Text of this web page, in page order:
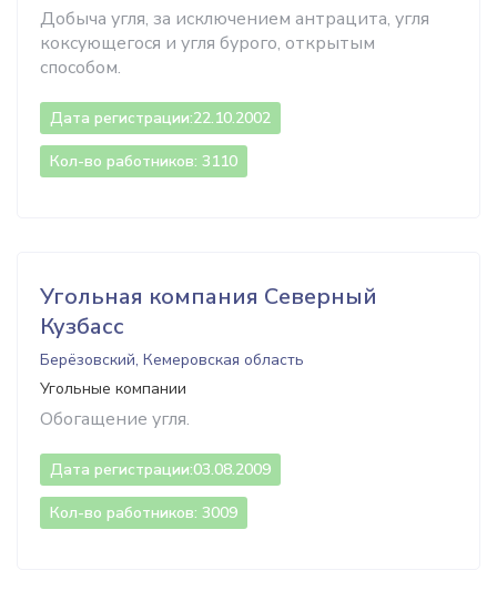
Добыча угля, за исключением антрацита, угля
коксующегося и угля бурого, открытым
способом.
Дата регистрации:22.10.2002
Кол-во работников: 3110
Угольная компания Северный
Кузбасс
Берёзовский, Кемеровская область
Угольные компании
Обогащение угля.
Дата регистрации:03.08.2009
Кол-во работников: 3009